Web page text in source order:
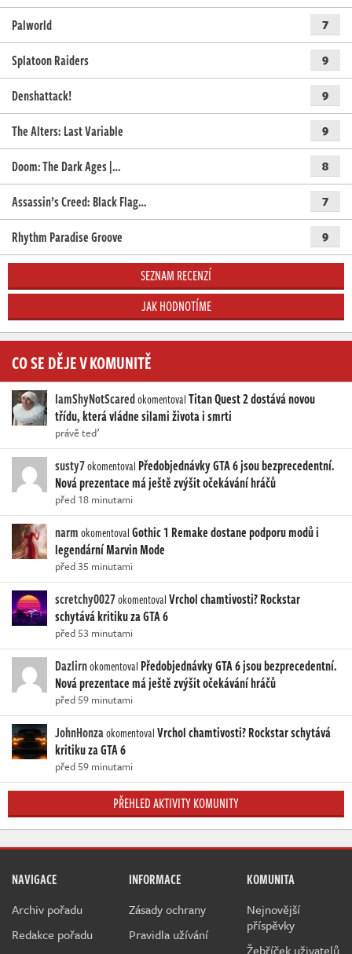
Palworld 7
Splatoon Raiders 9
Denshattack! 9
The Alters: Last Variable 9
Doom: The Dark Ages |… 8
Assassin’s Creed: Black Flag… 7
Rhythm Paradise Groove 9
SEZNAM RECENZÍ
JAK HODNOTÍME
CO SE DĚJE V KOMUNITĚ
IamShyNotScaredokomentovalTitan Quest 2 dostává novou
třídu, která vládne silami života i smrti
právě teď
susty7okomentoval Předobjednávky GTA 6 jsou bezprecedentní.
Nová prezentace má ještě zvýšit očekávání hráčů
před 18 minutami
narmokomentovalGothic 1 Remake dostane podporu modů i
legendární Marvin Mode
před 35 minutami
scretchy0027okomentovalVrchol chamtivosti? Rockstar
schytává kritiku za GTA 6
před 53 minutami
Dazlirnokomentoval Předobjednávky GTA 6 jsou bezprecedentní.
Nová prezentace má ještě zvýšit očekávání hráčů
před 59 minutami
JohnHonzaokomentovalVrchol chamtivosti? Rockstar schytává
kritiku za GTA 6
před 59 minutami
PŘEHLED AKTIVITY KOMUNITY
NAVIGACE
Archiv pořadu
Redakce pořadu
INFORMACE
Zásady ochrany
Pravidla užívání
KOMUNITA
Nejnovější
příspěvky
Žebříček uživatelů